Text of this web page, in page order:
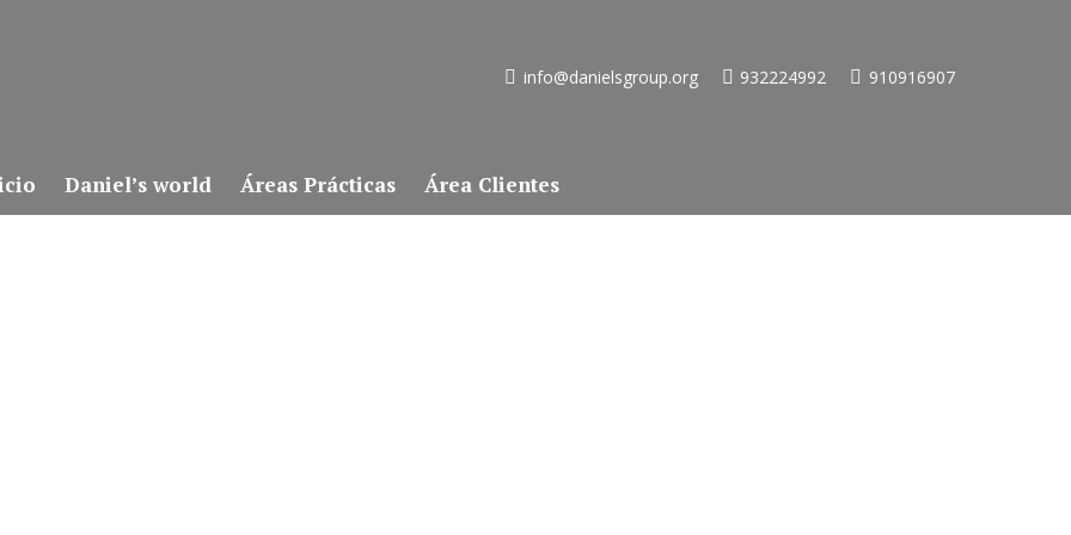
info@danielsgroup.org 932224992 910916907
Daniel’s world Áreas Prácticas Área Clientes